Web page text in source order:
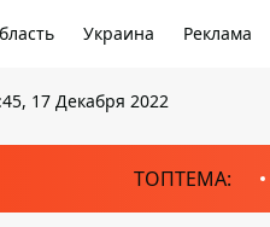
Украина Реклама
17 Декабря 2022
ТОПТЕМА: